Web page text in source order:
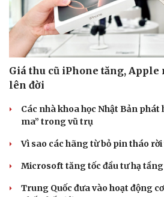
Giá thu cũ iPhone tăng,
lên đời
Các nhà khoa học Nhật Bản phát
ma” trong vũ trụ
Vì sao các hãng từ bỏ pin tháo
Microsoft tăng tốc đầu tư hạ
Trung Quốc đưa vào hoạt động